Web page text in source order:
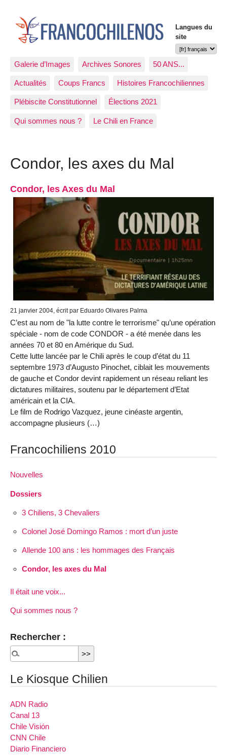
Langues du
site
Galerie d’Images Archives Sonores 50 ANS...
Actualités Coups Francs Histoires Francochiliennes
Plébiscite Constitutionnel Élections 2021
Qui sommes nous ? Le Chili en France
Condor, les axes du Mal
Condor, les Axes du Mal
21 janvier 2004, écrit par Eduardo Olivares Palma
C’est au nom de "la lutte contre le terrorisme" qu’une opération
spéciale - nom de code CONDOR - a été menée dans les
années 70 et 80 en Amérique du Sud.
Cette lutte lancée par le Chili après le coup d’état du 11
septembre 1973 d’Augusto Pinochet, ciblait les mouvements
de gauche et Condor devint rapidement un réseau reliant les
dictatures militaires, soutenu par le département d’Etat
américain et la CIA.
Le film de Rodrigo Vazquez, jeune cinéaste argentin,
accompagne plusieurs (…)
Francochiliens 2010
Nouvelles
Dossiers
3 Chiliens, 3 Chevaliers
Colonel José Domingo Ramos : mort d’un juste
Allende 100 ans : les hommages des Français
Condor, les axes du Mal
Il était une voix...
Qui sommes nous ?
Rechercher :
Le Kiosque Chilien
ADN Radio
Canal 13
Chile Visión
CNN Chile
Diario Financiero